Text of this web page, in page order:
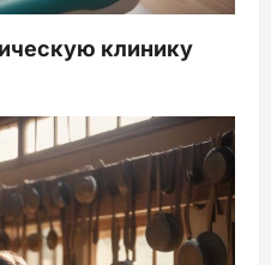
клинику